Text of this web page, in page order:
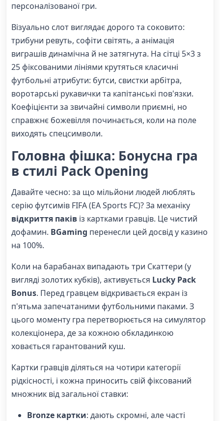
персоналізованої гри.
Візуально слот виглядає дорого та соковито:
трибуни ревуть, софіти світять, а анімація
виграшів динамічна й не затягнута. На сітці 5×3 з
25 фіксованими лініями крутяться класичні
футбольні атрибути: бутси, свистки арбітра,
воротарські рукавички та капітанські пов'язки.
Коефіцієнти за звичайні символи приємні, но
справжнє божевілля починається, коли на поле
виходять спецсимволи.
Головна фішка: Бонусна гра
в стилі Pack Opening
Давайте чесно: за що мільйони людей люблять
серію футсимів FIFA (EA Sports FC)? За механіку
відкриття паків із картками гравців. Це чистий
дофамин. BGaming перенесли цей досвід у казино
на 100%.
Коли на барабанах випадають три Скаттери (у
вигляді золотих кубків), активується Lucky Pack
Bonus. Перед гравцем відкривається екран із
п'ятьма запечатаними футбольними паками. З
цього моменту гра перетворюється на симулятор
колекціонера, де за кожною обкладинкою
ховається гарантований куш.
Картки гравців діляться на чотири категорії
рідкісності, і кожна приносить свій фіксований
множник від загальної ставки:
Bronze картки: дають скромні, але часті